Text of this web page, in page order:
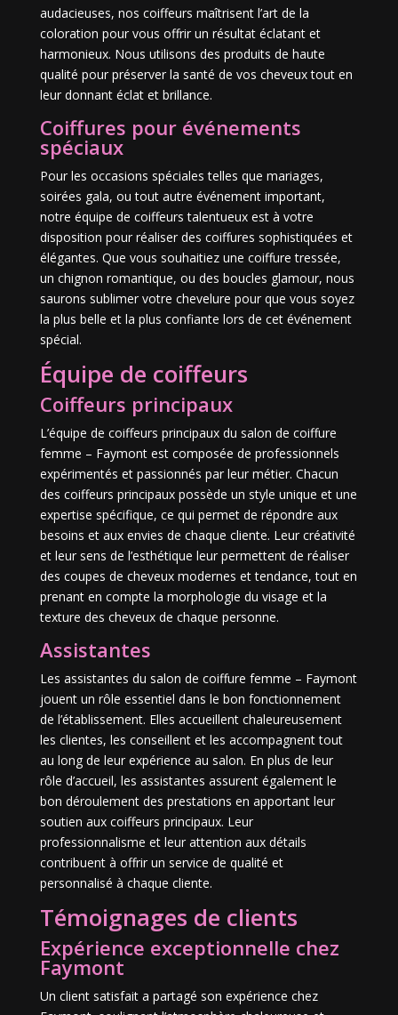
audacieuses, nos coiffeurs maîtrisent l’art de la
coloration pour vous offrir un résultat éclatant et
harmonieux. Nous utilisons des produits de haute
qualité pour préserver la santé de vos cheveux tout en
leur donnant éclat et brillance.
Coiffures pour événements
spéciaux
Pour les occasions spéciales telles que mariages,
soirées gala, ou tout autre événement important,
notre équipe de coiffeurs talentueux est à votre
disposition pour réaliser des coiffures sophistiquées et
élégantes. Que vous souhaitiez une coiffure tressée,
un chignon romantique, ou des boucles glamour, nous
saurons sublimer votre chevelure pour que vous soyez
la plus belle et la plus confiante lors de cet événement
spécial.
Équipe de coiffeurs
Coiffeurs principaux
L’équipe de coiffeurs principaux du salon de coiffure
femme – Faymont est composée de professionnels
expérimentés et passionnés par leur métier. Chacun
des coiffeurs principaux possède un style unique et une
expertise spécifique, ce qui permet de répondre aux
besoins et aux envies de chaque cliente. Leur créativité
et leur sens de l’esthétique leur permettent de réaliser
des coupes de cheveux modernes et tendance, tout en
prenant en compte la morphologie du visage et la
texture des cheveux de chaque personne.
Assistantes
Les assistantes du salon de coiffure femme – Faymont
jouent un rôle essentiel dans le bon fonctionnement
de l’établissement. Elles accueillent chaleureusement
les clientes, les conseillent et les accompagnent tout
au long de leur expérience au salon. En plus de leur
rôle d’accueil, les assistantes assurent également le
bon déroulement des prestations en apportant leur
soutien aux coiffeurs principaux. Leur
professionnalisme et leur attention aux détails
contribuent à offrir un service de qualité et
personnalisé à chaque cliente.
Témoignages de clients
Expérience exceptionnelle chez
Faymont
Un client satisfait a partagé son expérience chez